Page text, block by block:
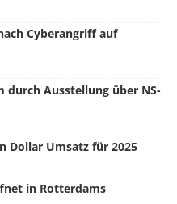
Cyberangriff auf
durch Ausstellung über NS-
Dollar Umsatz für 2025
in Rotterdams